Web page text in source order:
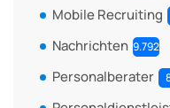
Mobile Recruiting
Nachrichten 9.792
Personalberater